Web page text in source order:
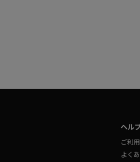
ヘル
ご利
よく